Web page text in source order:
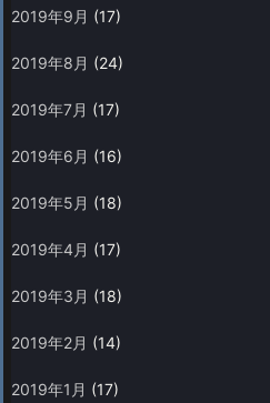
2019年9月 (17)
2019年8月 (24)
2019年7月 (17)
2019年6月 (16)
2019年5月 (18)
2019年4月 (17)
2019年3月 (18)
2019年2月 (14)
2019年1月 (17)